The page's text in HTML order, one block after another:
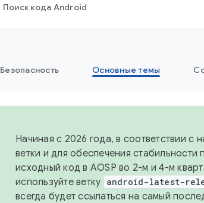
Поиск кода Android
Безопасность Основные темы
Начиная с 2026 года, в соответствии
ветки и для обеспечения
исходный код в AOSP во 2-м и 4-м
используйте ветку android-latest-
всегда будет ссылаться на самый